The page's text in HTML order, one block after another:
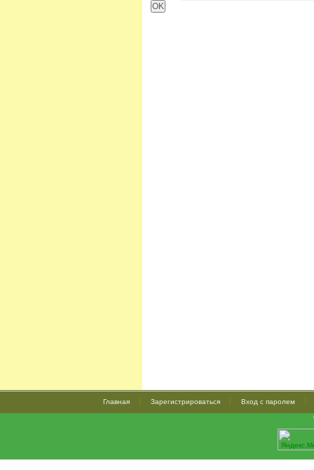
Главная Зарегистрироваться
Вход с паролем